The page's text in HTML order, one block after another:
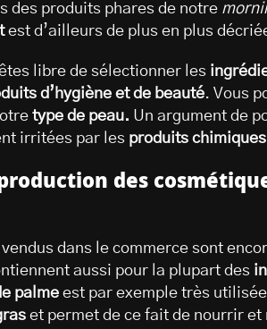
des produits phares de notre
est d’ailleurs de plus en plus
libre de sélectionner les
d’hygiène et de beauté. Vous
type de peau. Un argument de
irritées par les produits
des
dans le commerce sont
aussi pour la plupart des
palme est par exemple très
et permet de ce fait de nourrir